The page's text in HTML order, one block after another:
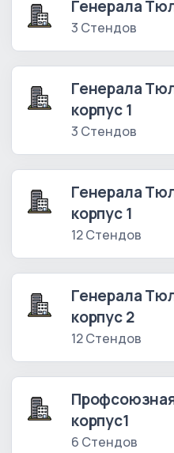
Генерала
3 Стендов
Генерала
корпус 1
3 Стендов
Генерала
корпус 1
12 Стендов
Генерала
корпус 2
12 Стендов
корпус1
6 Стендов